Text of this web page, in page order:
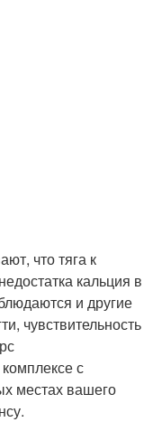
что тяга к
кальция в
и другие
чувствительность
с
местах вашего